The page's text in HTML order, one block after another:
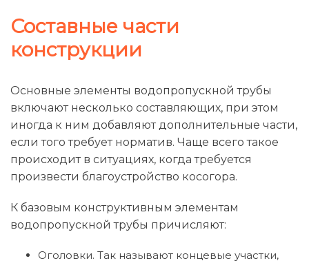
Составные части
конструкции
Основные элементы водопропускной трубы
включают несколько составляющих, при этом
иногда к ним добавляют дополнительные части,
если того требует норматив. Чаще всего такое
происходит в ситуациях, когда требуется
произвести благоустройство косогора.
К базовым конструктивным элементам
водопропускной трубы причисляют:
Оголовки. Так называют концевые участки,